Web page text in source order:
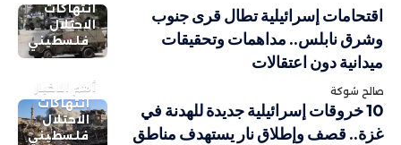
انتهاكات
الاحتلال
فلسطيني
اقتحامات إسرائيلية تطال قرى جنوب
وشرق نابلس.. مداهمات وتحقيقات
ميدانية دون اعتقالات
صالح شوكة
أهم الاخبار
انتهاكات
الاحتلال
فلسطيني
10 خروقات إسرائيلية جديدة للهدنة في
غزة.. قصف وإطلاق نار يستهدف مناطق